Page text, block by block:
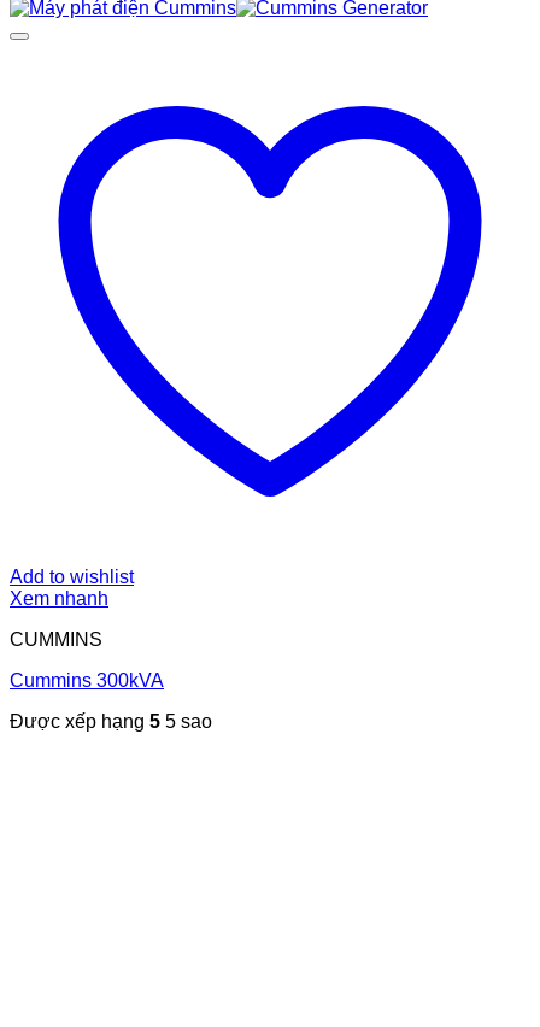
Add to wishlist
Xem nhanh
CUMMINS
Cummins 300kVA
Được xếp hạng 5 5 sao